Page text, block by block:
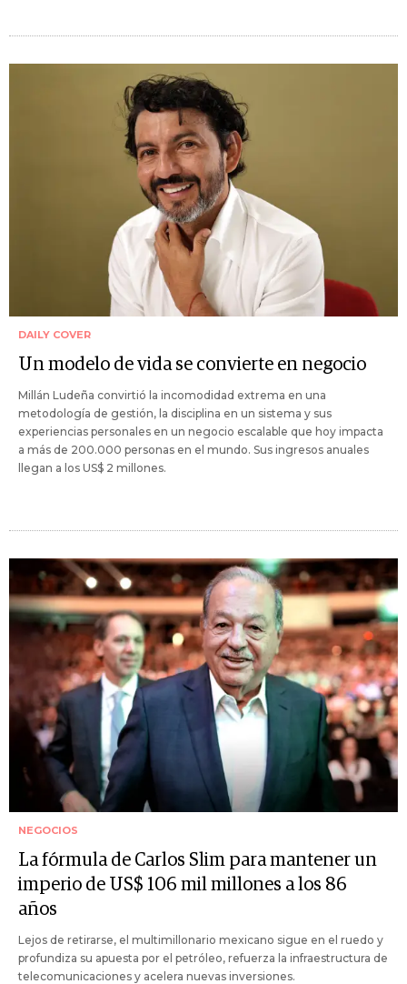
DAILY COVER
Un modelo de vida se convierte en negocio
Millán Ludeña convirtió la incomodidad extrema en una
metodología de gestión, la disciplina en un sistema y sus
experiencias personales en un negocio escalable que hoy impacta
a más de 200.000 personas en el mundo. Sus ingresos anuales
llegan a los US$ 2 millones.
NEGOCIOS
La fórmula de Carlos Slim para mantener un
imperio de US$ 106 mil millones a los 86
años
Lejos de retirarse, el multimillonario mexicano sigue en el ruedo y
profundiza su apuesta por el petróleo, refuerza la infraestructura de
telecomunicaciones y acelera nuevas inversiones.